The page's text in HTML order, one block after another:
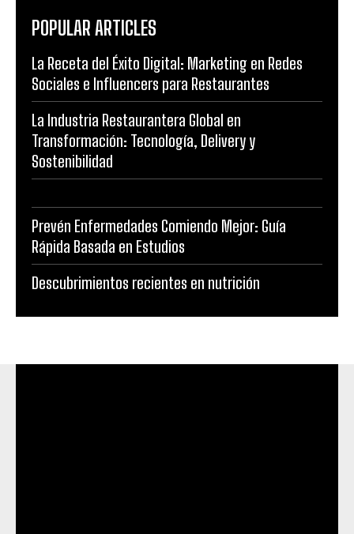
POPULAR ARTICLES
La Receta del Éxito Digital: Marketing en Redes
Sociales e Influencers para Restaurantes
La Industria Restaurantera Global en
Transformación: Tecnología, Delivery y
Sostenibilidad
Prevén Enfermedades Comiendo Mejor: Guía
Rápida Basada en Estudios
Descubrimientos recientes en nutrición